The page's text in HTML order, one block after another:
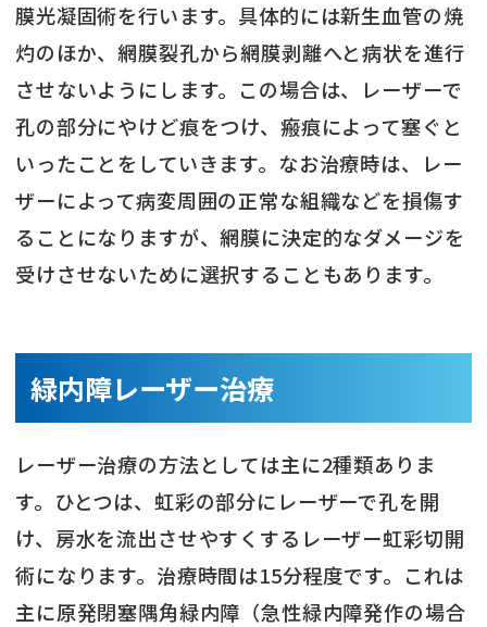
膜光凝固術を行います。具体的には新生血管の焼
灼のほか、網膜裂孔から網膜剥離へと病状を進行
させないようにします。この場合は、レーザーで
孔の部分にやけど痕をつけ、瘢痕によって塞ぐと
いったことをしていきます。なお治療時は、レー
ザーによって病変周囲の正常な組織などを損傷す
ることになりますが、網膜に決定的なダメージを
受けさせないために選択することもあります。
緑内障レーザー治療
レーザー治療の方法としては主に2種類ありま
す。ひとつは、虹彩の部分にレーザーで孔を開
け、房水を流出させやすくするレーザー虹彩切開
術になります。治療時間は15分程度です。これは
主に原発閉塞隅角緑内障（急性緑内障発作の場合